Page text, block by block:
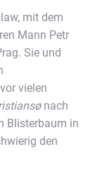
mit dem
Mann Petr
Sie und
vielen
ø nach
Blisterbaum in
den